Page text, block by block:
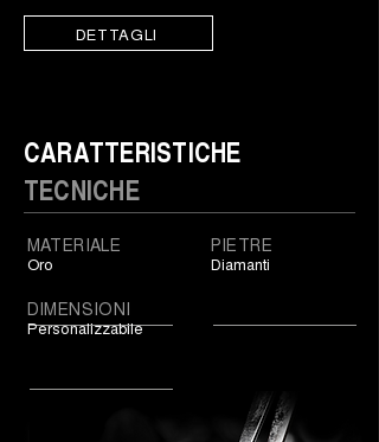
DETTAGLI
CARATTERISTICHE
TECNICHE
MATERIALE
Oro
DIMENSIONI
Personalizzabile
PIETRE
Diamanti